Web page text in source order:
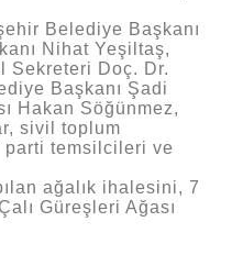
Belediye Başkanı
Nihat Yeşiltaş,
Sekreteri Doç. Dr.
Başkanı Şadi
Hakan Söğünmez,
sivil toplum
parti temsilcileri ve
ağalık ihalesini, 7
Güreşleri Ağası